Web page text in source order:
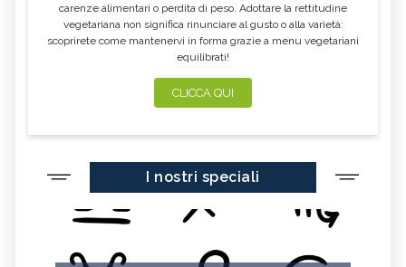
carenze alimentari o perdita di peso. Adottare la rettitudine
vegetariana non significa rinunciare al gusto o alla varietà:
scoprirete come mantenervi in forma grazie a menu vegetariani
equilibrati!
CLICCA QUI
I nostri speciali